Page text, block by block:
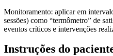
Monitoramento: aplicar em
sessões) como “termômetro” de
eventos críticos e intervenções
Instruções do